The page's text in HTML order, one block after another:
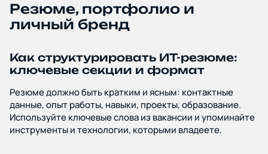
Резюме, портфолио и
личный бренд
Как структурировать ИТ-резюме:
ключевые секции и формат
Резюме должно быть кратким и ясным: контактные
данные, опыт работы, навыки, проекты, образование.
Используйте ключевые слова из вакансии и упоминайте
инструменты и технологии, которыми владеете.